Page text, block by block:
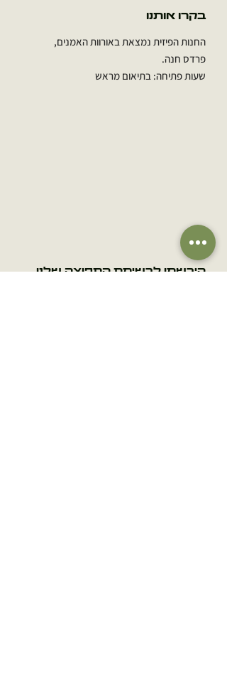
בקרו אותנו
החנות הפיזית נמצאת באורוות האמנים,
פרדס חנה.
שעות פתיחה: בתיאום מראש
הירשמו לרשימת התפוצה שלנו